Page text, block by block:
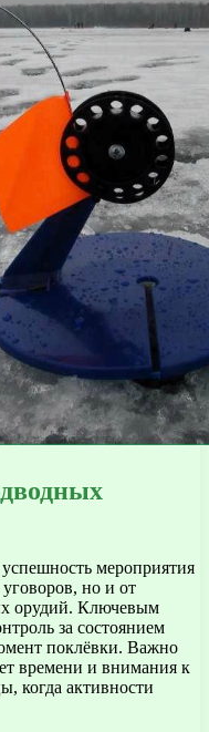
мероприятия
но и от
орудий. Ключевым
за состоянием
поклёвки. Важно
времени и внимания к
когда активности